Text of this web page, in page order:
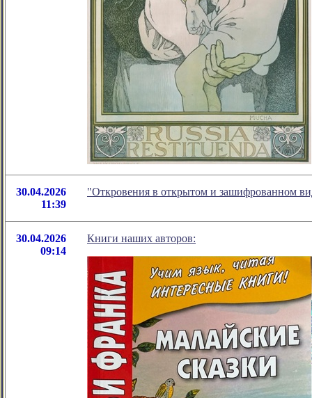
30.04.2026
11:39
"Откровения в открытом и зашифрованном
30.04.2026
09:14
Книги наших авторов: